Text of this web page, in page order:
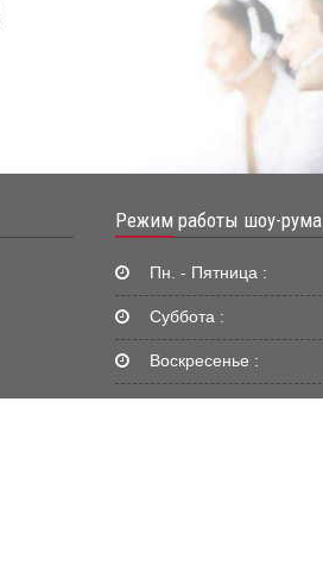
Режим работы шоу-рума
Пн. - Пятница :
Суббота :
Воскресенье :